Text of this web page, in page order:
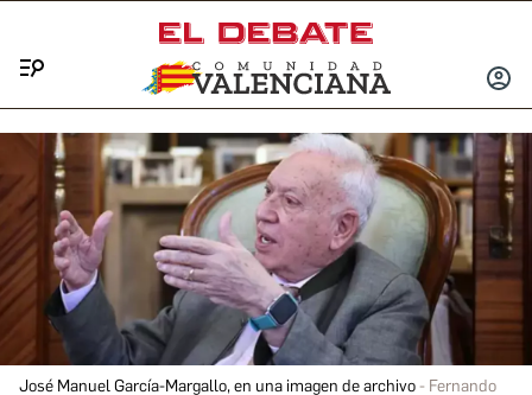
INICIAR
José Manuel García-Margallo, en una imagen de archivo
Fernando